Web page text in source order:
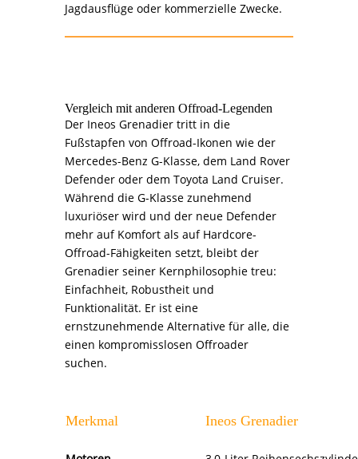
Jagdausflüge oder kommerzielle Zwecke.
Vergleich mit anderen Offroad-Legenden
Der Ineos Grenadier tritt in die
Fußstapfen von Offroad-Ikonen wie der
Mercedes-Benz G-Klasse, dem Land Rover
Defender oder dem Toyota Land Cruiser.
Während die G-Klasse zunehmend
luxuriöser wird und der neue Defender
mehr auf Komfort als auf Hardcore-
Offroad-Fähigkeiten setzt, bleibt der
Grenadier seiner Kernphilosophie treu:
Einfachheit, Robustheit und
Funktionalität. Er ist eine
ernstzunehmende Alternative für alle, die
einen kompromisslosen Offroader
suchen.
Merkmal Ineos Grenadier